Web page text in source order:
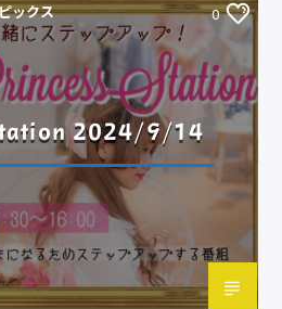
ックス 0
2024/9/14